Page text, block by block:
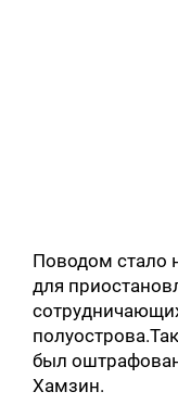
Поводом стало
для
был
Хамзин.